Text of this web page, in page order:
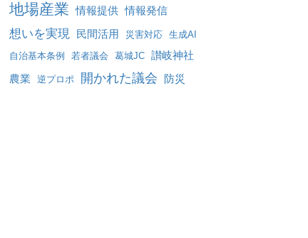
地場産業 情報提供 情報発信
想いを実現 民間活用 災害対応
生成AI
自治基本条例
若者議会 葛城JC
讃岐神社
農業
逆プロポ 開かれた議会 防災